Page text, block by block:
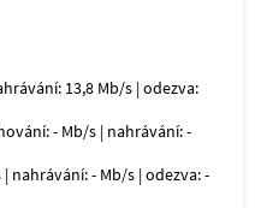
13,8 Mb/s | odezva:
- Mb/s | nahrávání: -
nahrávání: - Mb/s | odezva: -